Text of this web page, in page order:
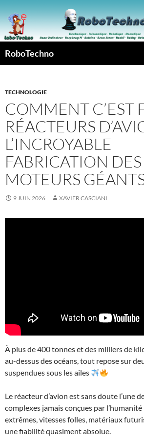
au
contenu
RoboTechno
TECHNOLOGIE
COMMENT C’EST
RÉACTEURS
L’INCROYABLE
FABRICATION DES
MOTEURS
9 JUIN 2026 XAVIER CASCIANI
À plus de 400 tonnes et des milliers de
au-dessus des océans, tout repose sur
suspendues sous les ailes
Le réacteur d’avion est sans doute l’une
complexes jamais conçues par
extrêmes, vitesses folles, matériaux
une fiabilité quasiment absolue.